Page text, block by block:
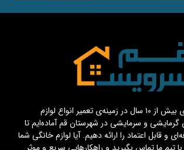
با تخصص و تجربه‌ی بیش از ۱۰ سال در زمینه‌ی تعمیر انواع لوازم
و سرمایشی در شهرستان قم آماده‌ایم تا
و قابل اعتماد را ارائه دهیم. آیا لوازم خانگی شما